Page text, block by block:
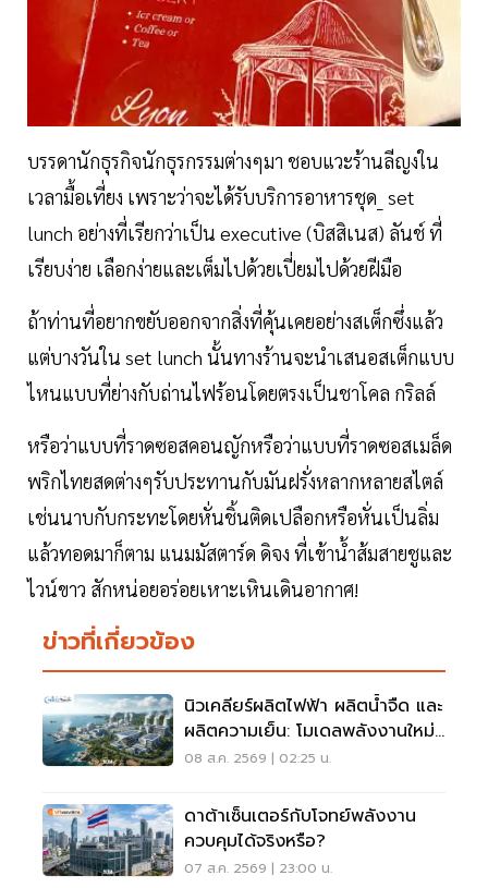
บรรดานักธุรกิจนักธุรกรรมต่างๆมา ชอบแวะร้านลีญงใน
เวลามื้อเที่ยง เพราะว่าจะได้รับบริการอาหารชุด_ set
lunch อย่างที่เรียกว่าเป็น executive (บิสสิเนส) ลันช์ ที่
เรียบง่าย เลือกง่ายและเต็มไปด้วยเปี่ยมไปด้วยฝีมือ
ถ้าท่านที่อยากขยับออกจากสิ่งที่คุ้นเคยอย่างสเต็กซึ่งแล้ว
แต่บางวันใน set lunch นั้นทางร้านจะนำเสนอสเต็กแบบ
ไหนแบบที่ย่างกับถ่านไฟร้อนโดยตรงเป็นชาโคล กริลล์
หรือว่าแบบที่ราดซอสคอนญักหรือว่าแบบที่ราดซอสเมล็ด
พริกไทยสดต่างๆรับประทานกับมันฝรั่งหลากหลายสไตล์
เช่นนาบกับกระทะโดยหั่นชิ้นติดเปลือกหรือหั่นเป็นลิ่ม
แล้วทอดมาก็ตาม แนมมัสตาร์ด ดิจง ที่เข้าน้ำส้มสายชูและ
ไวน์ขาว สักหน่อยอร่อยเหาะเหินเดินอากาศ!
ข่าวที่เกี่ยวข้อง
นิวเคลียร์ผลิตไฟฟ้า ผลิตน้ำจืด และ
ผลิตความเย็น: โมเดลพลังงานใหม่
สำหรับ AI Data Center แห่ง
08 ส.ค. 2569 | 02:25 น.
ดาต้าเซ็นเตอร์กับโจทย์พลังงาน
ควบคุมได้จริงหรือ?
07 ส.ค. 2569 | 23:00 น.